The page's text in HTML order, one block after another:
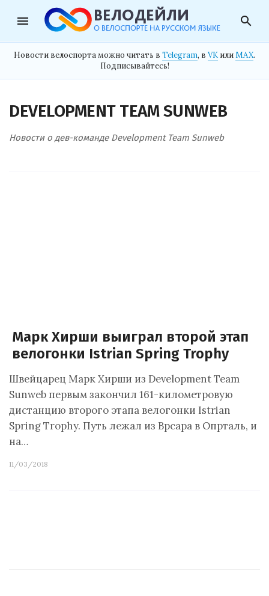
menu search
Новости велоспорта можно читать в Telegram, в VK илиMAX.
Подписывайтесь!
DEVELOPMENT TEAM SUNWEB
Новости о дев-команде Development Team Sunweb
Марк Хирши выиграл второй этап
велогонки Istrian Spring Trophy
Швейцарец Марк Хирши из Development Team
Sunweb первым закончил 161-километровую
дистанцию второго этапа велогонки Istrian
Spring Trophy. Путь лежал из Врсара в Опрталь, и
на…
11/03/2018